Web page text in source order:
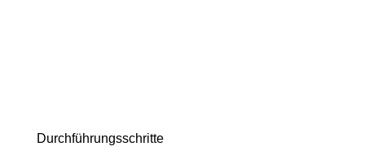
Durchführungs­schritte